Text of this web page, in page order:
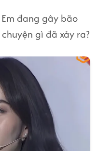
đang gây bão
gì đã xảy ra?